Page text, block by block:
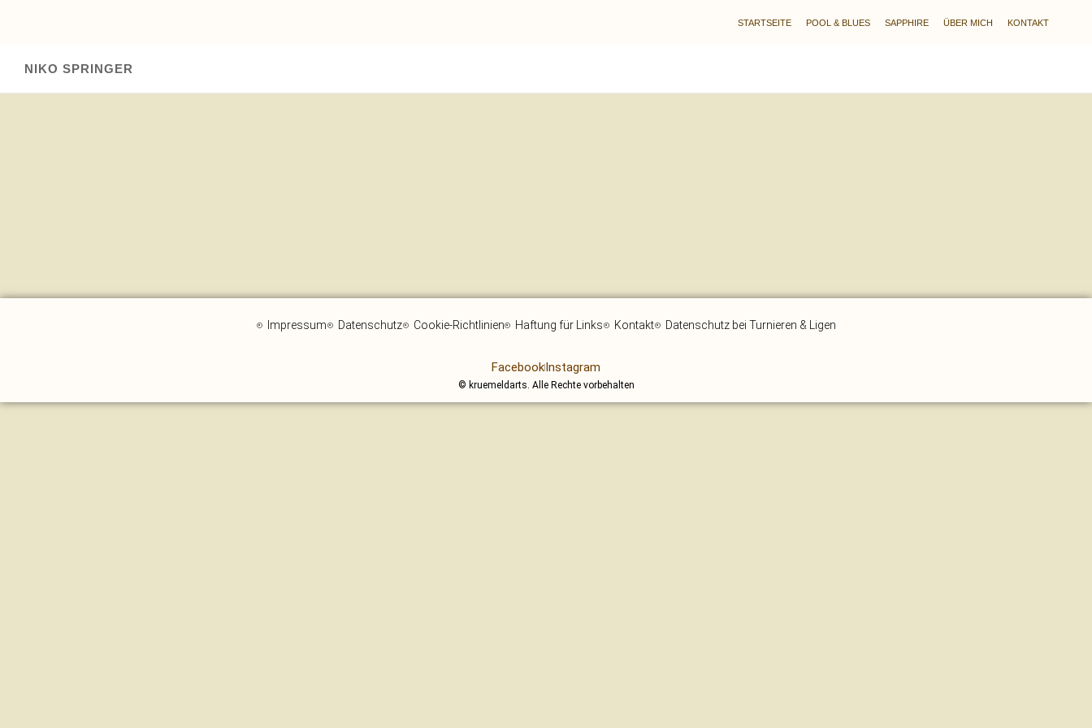
STARTSEITE POOL & BLUES SAPPHIRE ÜBER MICH KONTAKT
NIKO SPRINGER
Impressum Datenschutz Cookie-Richtlinien Haftung für Links Kontakt Datenschutz bei Turnieren & Ligen
FacebookInstagram
© kruemeldarts. Alle Rechte vorbehalten